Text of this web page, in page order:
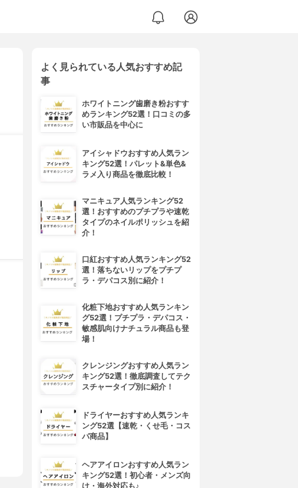
よく見られている人気おすすめ記
事
ホワイトニング歯磨き粉おすす
めランキング52選！口コミの多
い市販品を中心に
アイシャドウおすすめ人気ラン
キング52選！パレット&単色&
ラメ入り商品を徹底比較！
マニキュア人気ランキング52
選！おすすめのプチプラや速乾
タイプのネイルポリッシュを紹
介！
口紅おすすめ人気ランキング52
選！落ちないリップをプチプ
ラ・デパコス別に紹介！
化粧下地おすすめ人気ランキン
グ52選！プチプラ・デパコス・
敏感肌向けナチュラル商品も登
場！
クレンジングおすすめ人気ラン
キング52選！徹底調査してテク
スチャータイプ別に紹介！
ドライヤーおすすめ人気ランキ
ング52選【速乾・くせ毛・コス
パ商品】
ヘアアイロンおすすめ人気ラン
キング52選！初心者・メンズ向
け・海外対応も♪